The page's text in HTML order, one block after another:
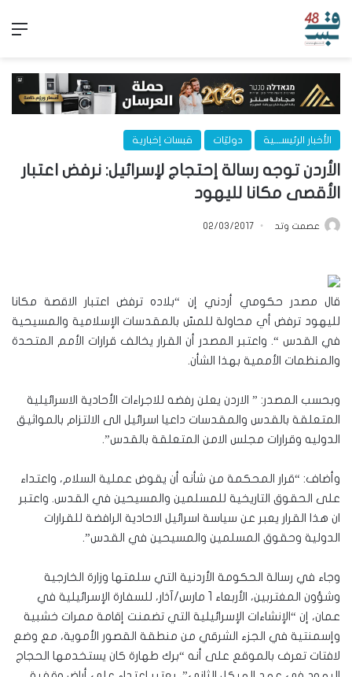
الأخبار الرئيســـية دوليّات قبسات إخبارية
الأردن توجه رسالة إحتجاج لإسرائيل: نرفض اعتبار
الأقصى مكانا لليهود
عصمت وتد 02/03/2017
قال مصدر حكومي أردني إن “بلاده ترفض اعتبار الاقصة مكانا
لليهود ترفض أي محاولة للمسّ بالمقدسات الإسلامية والمسيحية
في القدس “. واعتبر المصدر أن القرار يخالف قرارات الأمم المتحدة
والمنظمات الأممية بهذا الشأن.
وبحسب المصدر: ” الاردن يعلن رفضه للاجراءات الأحادية الاسرائيلية
المتعلقة بالقدس والمقدسات داعيا اسرائيل الى الالتزام بالمواثيق
الدوليه وقرارات مجلس الامن المتعلقة بالقدس”.
وأضاف: “قرار المحكمة من شأنه أن يقوض عملية السلام، واعتداء
على الحقوق التاريخية للمسلمين والمسيحين في القدس. واعتبر
ان هذا القرار يعبر عن سياسة اسرائيل الاحادية الرافضة للقرارات
الدولية وحقوق المسلمين والمسيحين في القدس”.
وجاء في رسالة الحكومة الأردنية التي سلمتها وزارة الخارجية
وشؤون المغتربين، الأربعاء 1 مارس/آذار، للسفارة الإسرائيلية في
عمان، إن “الإنشاءات الإسرائيلية التي تضمنت إقامة ممرات خشبية
وإسمنتية في الجزء الشرقي من منطقة القصور الأموية، مع وضع
لافتات تعرف بالموقع على أنه “برك طهارة كان يستخدمها الحجاج